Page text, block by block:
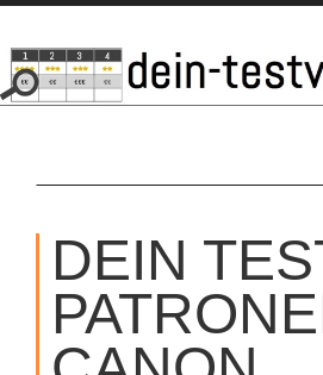
SKIP
CONTENT
DEIN